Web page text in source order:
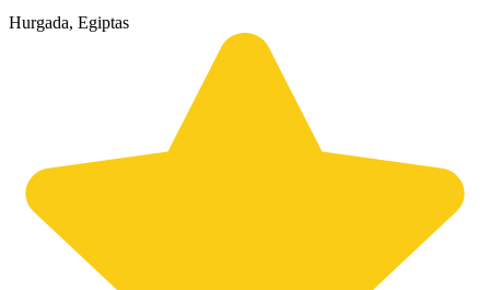
Hurgada, Egiptas